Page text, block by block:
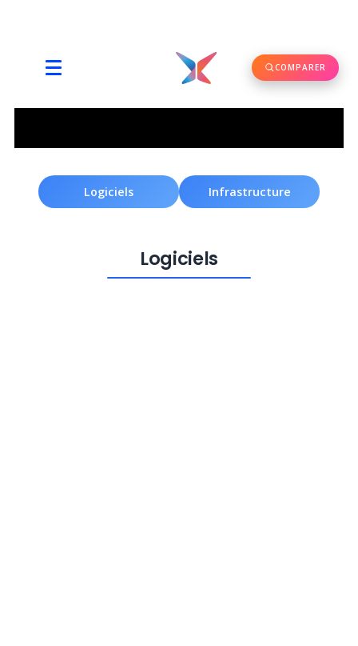
COMPARER
Logiciels Infrastructure
Logiciels